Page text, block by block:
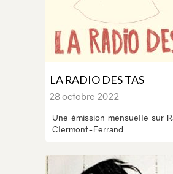
LA RADIO DES TAS
28 octobre 2022
Une émission mensuelle sur
Clermont-Ferrand